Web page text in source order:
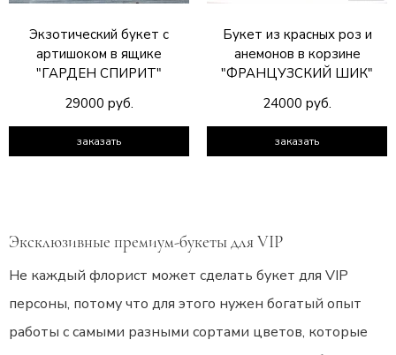
Экзотический букет с
артишоком в ящике
"ГАРДЕН СПИРИТ"
29000 руб.
заказать
Букет из красных роз и
анемонов в корзине
"ФРАНЦУЗСКИЙ ШИК"
24000 руб.
заказать
Эксклюзивные премиум-букеты для VIP
Не каждый флорист может сделать букет для VIP
персоны, потому что для этого нужен богатый опыт
работы с самыми разными сортами цветов, которые